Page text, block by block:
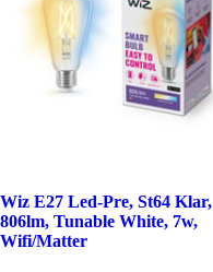
Wiz E27 Led-Pre, St64 Klar,
806lm, Tunable White, 7w,
Wifi/Matter